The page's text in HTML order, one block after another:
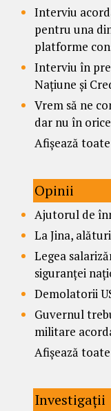
Interviu
pentru una
platforme
Interviu în
Națiune și
Vrem să ne
dar nu în
Afișează
Opinii
Ajutorul de
La Jina,
Legea
siguranței
Demolatorii
Guvernul
militare
Afișează
Investigații